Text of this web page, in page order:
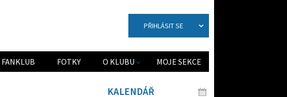
PŘIHLÁSIT SE
FANKLUB FOTKY O KLUBU MOJE SEKCE
KALENDÁŘ